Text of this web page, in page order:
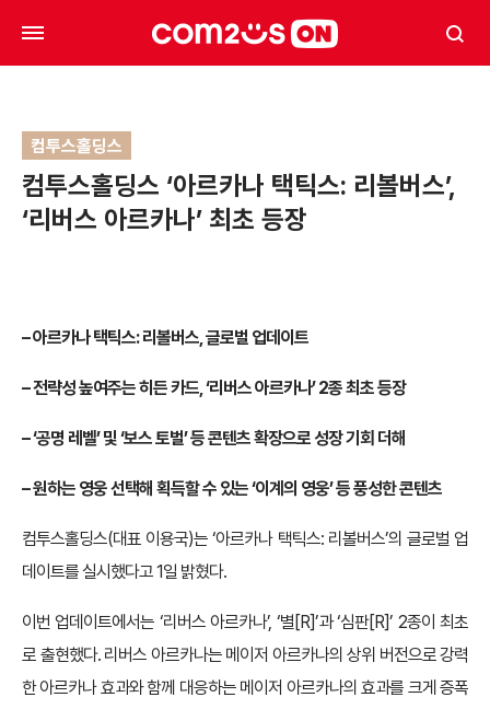
컴투스홀딩스
컴투스홀딩스 ‘아르카나 택틱스: 리볼버스’,
‘리버스 아르카나’ 최초 등장
–아르카나 택틱스: 리볼버스, 글로벌 업데이트
–전략성 높여주는 히든 카드, ‘리버스 아르카나’ 2종 최초 등장
–‘공명 레벨’ 및 ‘보스 토벌’ 등 콘텐츠 확장으로 성장 기회 더해
–원하는 영웅 선택해 획득할 수 있는 ‘이계의 영웅’ 등 풍성한 콘텐츠
컴투스홀딩스(대표 이용국)는 ‘아르카나 택틱스: 리볼버스’의 글로벌 업
데이트를 실시했다고 1일 밝혔다.
이번 업데이트에서는 ‘리버스 아르카나’, ‘별[R]’과 ‘심판[R]’ 2종이 최초
로 출현했다. 리버스 아르카나는 메이저 아르카나의 상위 버전으로 강력
한 아르카나 효과와 함께 대응하는 메이저 아르카나의 효과를 크게 증폭